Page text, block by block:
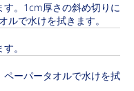
す。1cm厚さの斜め切りに
ルで水けを拭きます。
。
ーパータオルで水けを拭